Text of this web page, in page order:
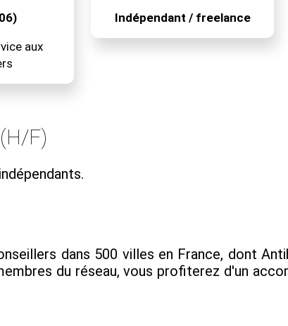
aux
Indépendant / freelance
F)
dans 500 villes en France, dont
du réseau, vous profiterez d'un